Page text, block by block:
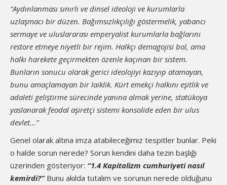
“Aydınlanması sınırlı ve dinsel ideoloji ve kurumlarla
uzlaşmacı bir düzen. Bağımsızlıkçılığı göstermelik, yabancı
sermaye ve uluslararası emperyalist kurumlarla bağlarını
restore etmeye niyetli bir rejim. Halkçı demagojisi bol, ama
halkı harekete geçirmekten özenle kaçınan bir sistem.
Bunların sonucu olarak gerici ideolojiyi kazıyıp atamayan,
bunu amaçlamayan bir laiklik. Kürt emekçi halkını eşitlik ve
adaleti geliştirme sürecinde yanına almak yerine, statükoya
yaslanarak feodal aşiretçi sistemi konsolide eden bir ulus
devlet...”
Genel olarak altına imza atabileceğimiz tespitler bunlar. Peki
o halde sorun nerede? Sorun kendini daha tezin başlığı
üzerinden gösteriyor: “1.4 Kapitalizm cumhuriyeti nasıl
kemirdi?”Bunu akılda tutalım ve sorunun nerede olduğunu